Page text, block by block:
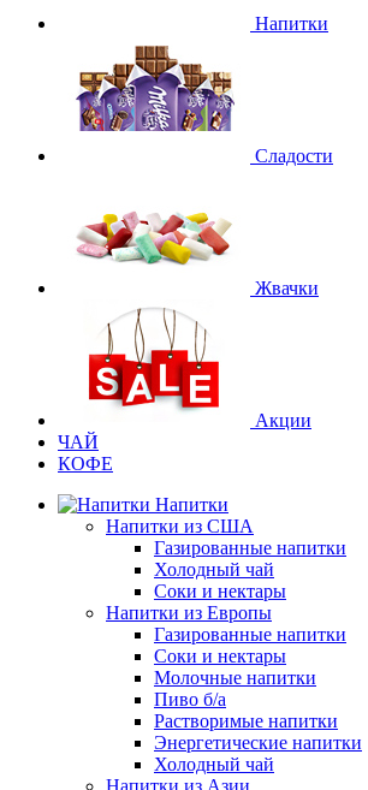
Напитки
Сладости
Жвачки
Акции
ЧАЙ
КОФЕ
Напитки
Напитки из США
Газированные напитки
Холодный чай
Соки и нектары
Напитки из Европы
Газированные напитки
Соки и нектары
Молочные напитки
Пиво б/а
Растворимые напитки
Энергетические напитки
Холодный чай
Напитки из Азии